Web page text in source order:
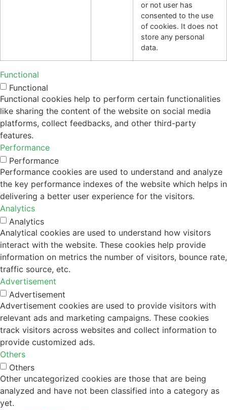
or not user has
consented to the use
of cookies. It does not
store any personal
data.
Functional
Functional
Functional cookies help to perform certain functionalities
like sharing the content of the website on social media
platforms, collect feedbacks, and other third-party
features.
Performance
Performance
Performance cookies are used to understand and analyze
the key performance indexes of the website which helps in
delivering a better user experience for the visitors.
Analytics
Analytics
Analytical cookies are used to understand how visitors
interact with the website. These cookies help provide
information on metrics the number of visitors, bounce rate,
traffic source, etc.
Advertisement
Advertisement
Advertisement cookies are used to provide visitors with
relevant ads and marketing campaigns. These cookies
track visitors across websites and collect information to
provide customized ads.
Others
Others
Other uncategorized cookies are those that are being
analyzed and have not been classified into a category as
yet.